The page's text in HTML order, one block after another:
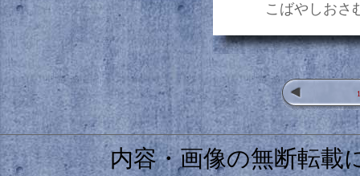
こばやしおさ
1
内容・画像の無断転載